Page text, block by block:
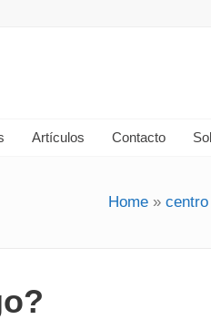
Artículos Contacto
Home »